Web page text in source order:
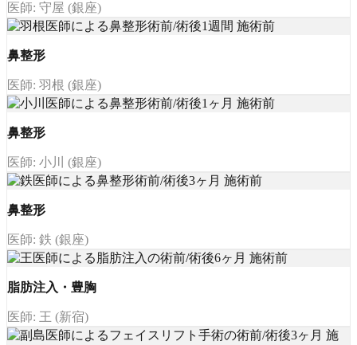
医師: 守屋 (銀座)
鼻整形
医師: 羽根 (銀座)
鼻整形
医師: 小川 (銀座)
鼻整形
医師: 鉄 (銀座)
脂肪注入・豊胸
医師: 王 (新宿)